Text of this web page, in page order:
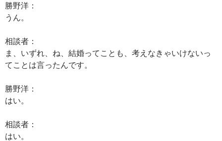
勝野洋：
うん。
相談者：
ま、いずれ、ね、結婚ってことも、考えなきゃいけないっ
てことは言ったんです。
勝野洋：
はい。
相談者：
はい。